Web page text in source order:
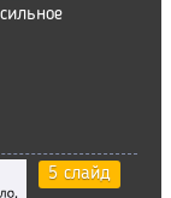
5 слайд